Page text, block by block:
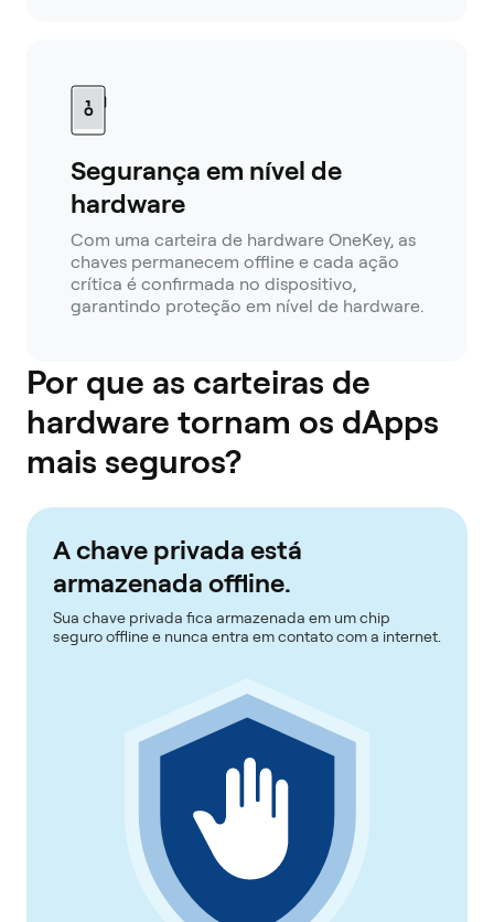
Segurança em nível de
hardware
Com uma carteira de hardware OneKey, as
chaves permanecem offline e cada ação
crítica é confirmada no dispositivo,
garantindo proteção em nível de hardware.
Por que as carteiras de
hardware tornam os dApps
mais seguros?
A chave privada está
armazenada offline.
Sua chave privada fica armazenada em um chip
seguro offline e nunca entra em contato com a internet.